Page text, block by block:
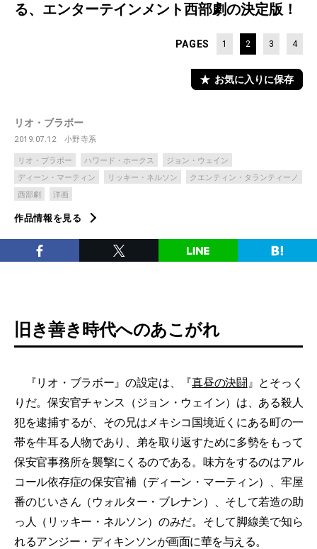
る、エンターテインメント西部劇の決定版！
PAGES 1 2 3 4
お気に入りに保存
リオ・ブラボー
2019.07.12 小野寺系
リオ・ブラボー ハワード・ホークス
ジョン・ウェイン
ディーン・マーティン
リッキー・ネルソン
クエンティン・タランティーノ
西部劇
洋画
作品情報を見る
旧き善き時代へのあこがれ
『リオ・ブラボー』の設定は、『真昼の決闘』とそっく
りだ。保安官チャンス（ジョン・ウェイン）は、ある殺人
犯を逮捕するが、その兄はメキシコ国境近くにある町の一
帯を牛耳る人物であり、弟を取り返すために多勢をもって
保安官事務所を襲撃にくるのである。味方をするのはアル
コール依存症の保安官補（ディーン・マーティン）、牢屋
番のじいさん（ウォルター・ブレナン）、そして若造の助
っ人（リッキー・ネルソン）のみだ。そして脚線美で知ら
れるアンジー・ディキンソンが画面に華を与える。